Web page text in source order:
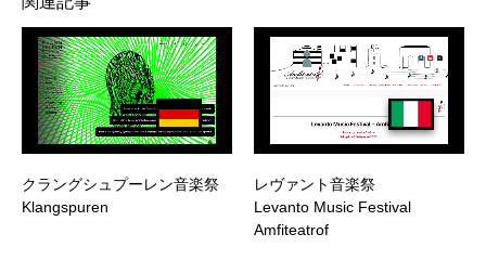
クラングシュプーレン音楽祭
Klangspuren
レヴァント音楽祭
Levanto Music Festival
Amfiteatrof